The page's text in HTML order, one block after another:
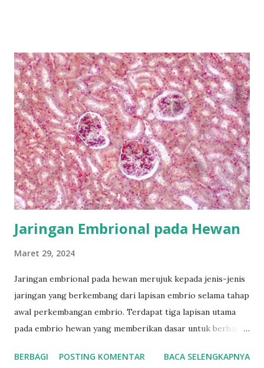
menghasilkan buah berwarna merah (genotip AA), maka
hasil persilangan F1 akan memiliki genotip Aa. Jika kita
melakukan backcross antara individu F1 (Aa) dengan
tanaman berbuah merah (AA), maka sebagian dari keturunan
akan memiliki genotip Aa dan sebagian akan memiliki
genotipe AA. 2. Testcross: Testcross adalah persilangan
antara individu hasil persilangan (F1) dengan individu
homozigot resesif (aa) untuk mengungkapkan genotip
individu F1. Tujuan utama dari testcross adalah untuk
mengetahui ...
Jaringan Embrional pada Hewan
Maret 29, 2024
Jaringan embrional pada hewan merujuk kepada jenis-jenis
jaringan yang berkembang dari lapisan embrio selama tahap
awal perkembangan embrio. Terdapat tiga lapisan utama
pada embrio hewan yang memberikan dasar untuk berbagai
mesoderm, dan ektoderm. Berikut adalah beberapa jaringan
BERBAGI POSTING KOMENTAR BACA SELENGKAPNYA